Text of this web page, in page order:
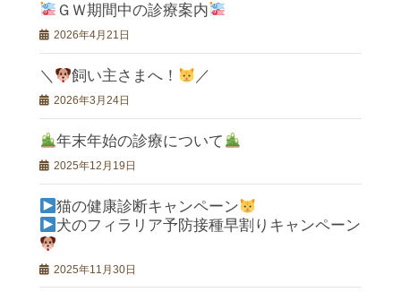
ＧＷ期間中の診療案内
2026年4月21日
＼ 飼い主さまへ！ ／
2026年3月24日
年末年始の診療について
2025年12月19日
猫の健康診断キャンペーン
犬のフィラリア予防接種早割りキャンペーン
2025年11月30日